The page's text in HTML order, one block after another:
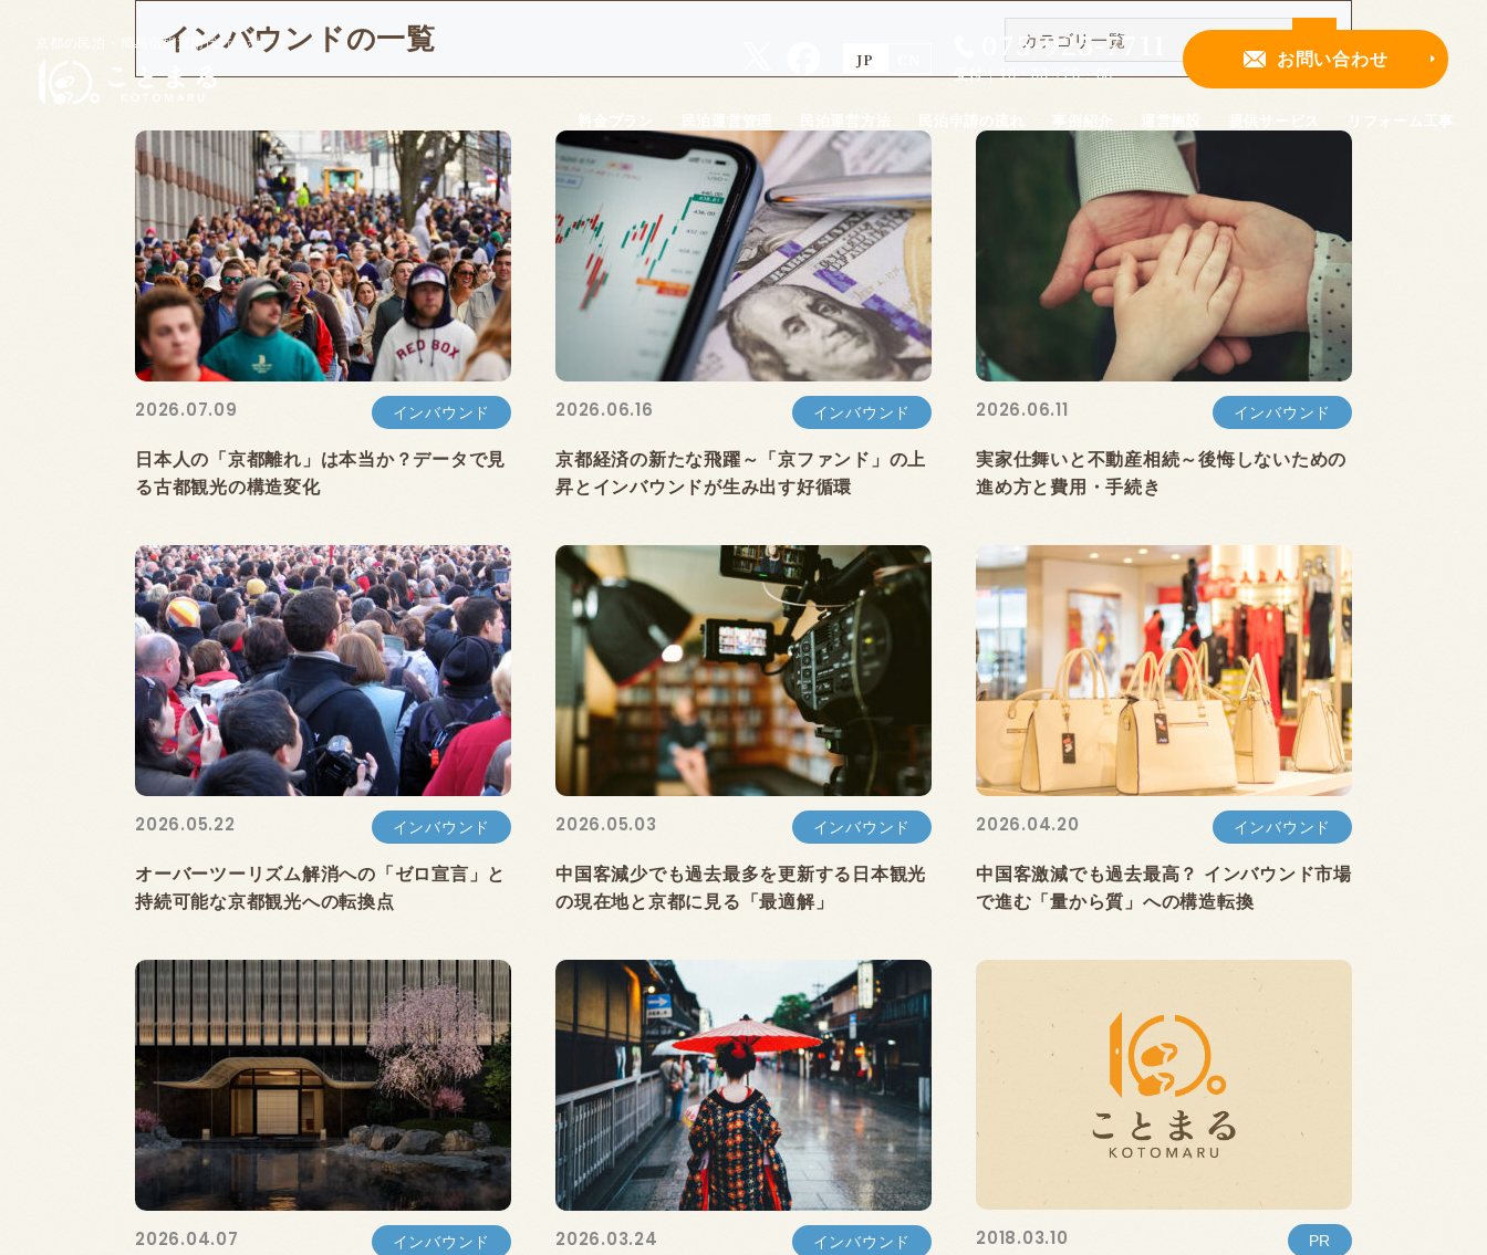
京都の民泊・簡易宿所運用代行サポート 075-925-7711
受付｜10：00～20：00
お問い合わせ
インバウンドの一覧 カテゴリ一覧
2026.07.09 インバウンド
日本人の「京都離れ」は本当か？データで見
る古都観光の構造変化
2026.06.16 インバウンド
京都経済の新たな飛躍～「京ファンド」の上
昇とインバウンドが生み出す好循環
2026.06.11 インバウンド
実家仕舞いと不動産相続～後悔しないための
進め方と費用・手続き
2026.05.22 インバウンド
オーバーツーリズム解消への「ゼロ宣言」と
持続可能な京都観光への転換点
2026.05.03 インバウンド
中国客減少でも過去最多を更新する日本観光
の現在地と京都に見る「最適解」
2026.04.20 インバウンド
中国客激減でも過去最高？ インバウンド市場
で進む「量から質」への構造転換
2026.04.07 インバウンド 2026.03.24 インバウンド 2018.03.10 PR